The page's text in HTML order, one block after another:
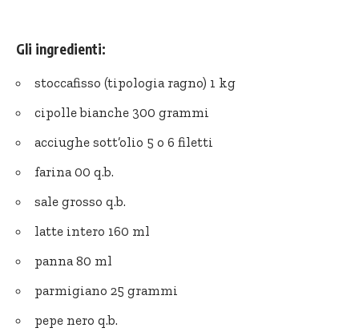
Gli ingredienti:
stoccafisso (tipologia ragno) 1 kg
cipolle bianche 300 grammi
acciughe sott’olio 5 o 6 filetti
farina 00 q.b.
sale grosso q.b.
latte intero 160 ml
panna 80 ml
parmigiano 25 grammi
pepe nero q.b.